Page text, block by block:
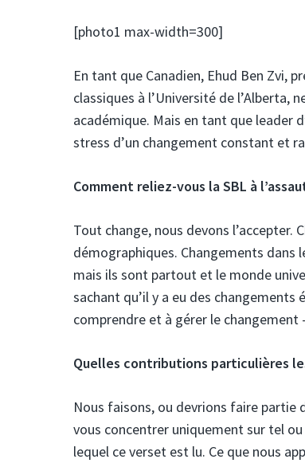
[photo1 max-width=300]
En tant que Canadien, Ehud Ben Zvi,
classiques à l’Université de l’Alberta,
académique. Mais en tant que leader
stress d’un changement constant et
Comment reliez-vous la SBL à
Tout change, nous devons l’accepter.
démographiques. Changements
mais ils sont partout et le monde
sachant qu’il y a eu des changements
comprendre et à gérer le changement
Quelles contributions particulières
Nous faisons, ou devrions faire partie
vous concentrer uniquement sur tel
lequel ce verset est lu. Ce que nous